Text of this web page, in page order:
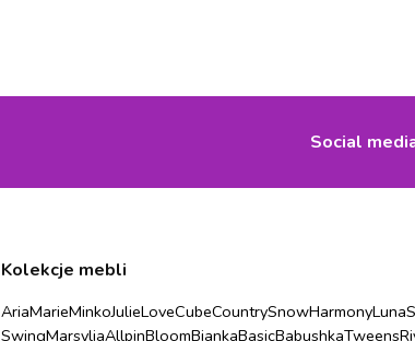
Social
Kolekcje mebli
AriaMarieMinkoJulieLoveCubeCountrySnowHarmonyLuna
SwingMarsyliaAllpinBloomBiankaBasicBabushkaTweens